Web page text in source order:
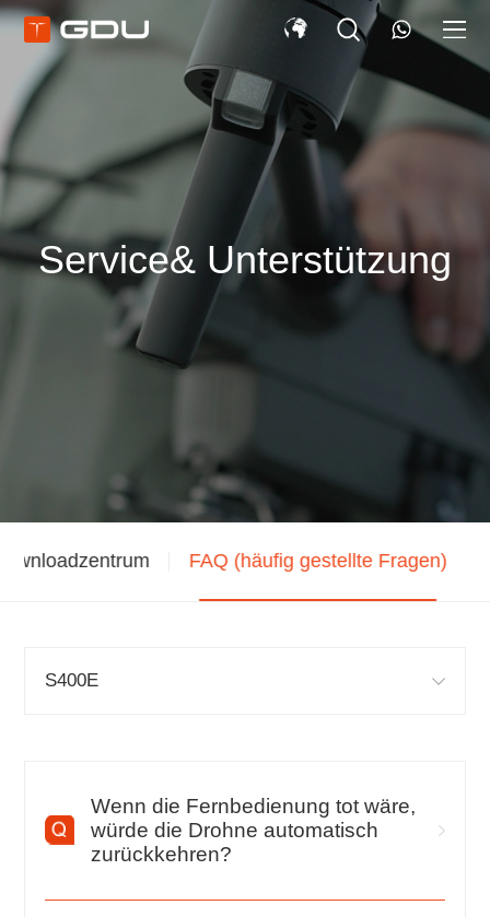
Service& Unterstützung
FAQ (häufig gestellte Fragen)
S400E
Wenn die Fernbedienung tot wäre,
würde die Drohne automatisch
zurückkehren?